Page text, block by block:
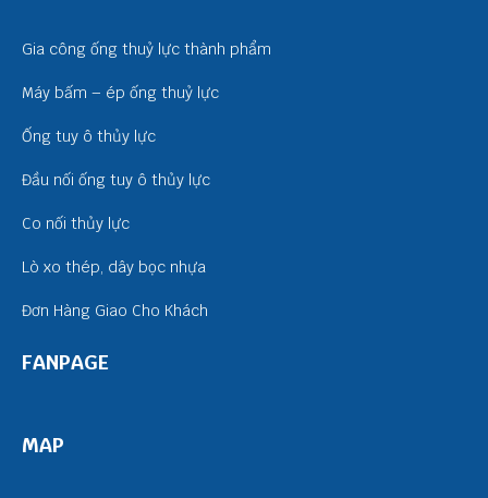
Gia công ống thuỷ lực thành phẩm
Máy bấm – ép ống thuỷ lực
Ống tuy ô thủy lực
Đầu nối ống tuy ô thủy lực
Co nối thủy lực
Lò xo thép, dây bọc nhựa
Đơn Hàng Giao Cho Khách
FANPAGE
MAP